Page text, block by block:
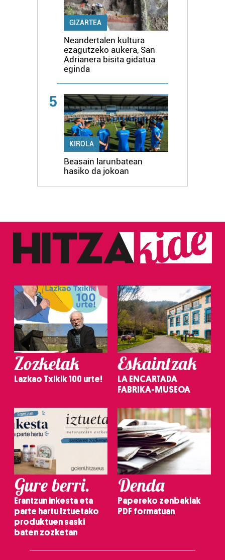
GIZARTEA
Neandertalen kultura
ezagutzeko aukera, San
Adrianera bisita gidatua
eginda
5
KIROLA
Beasain larunbatean
hasiko da jokoan
Zozketak
Lazkao Txikik 100 urte!
Eskaintzak
LA ENCARTADA
FABRIKA-MUSEOA
Gure berri.
Erantzun inkesta eta
parte hartu Iztuetako
produktuen saski
baten zozketan
Denda
Papereko zenbakiak
PDF formatuan